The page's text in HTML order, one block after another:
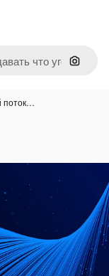
Поиск
поток…